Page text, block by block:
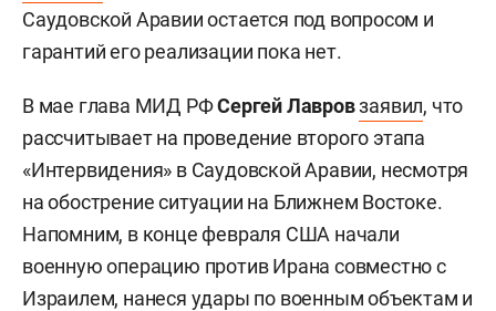
Саудовской Аравии остается под вопросом и
гарантий его реализации пока нет.
В мае глава МИД РФСергей Лавровзаявил, что
рассчитывает на проведение второго этапа
«Интервидения» в Саудовской Аравии, несмотря
на обострение ситуации на Ближнем Востоке.
Напомним, в конце февраля США начали
военную операцию против Ирана совместно с
Израилем, нанеся удары по военным объектам и